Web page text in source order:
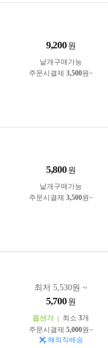
9,200 원
낱개구매가능
주문시결제 3,500원~
5,800 원
낱개구매가능
주문시결제 3,500원~
최저 5,530원 ~
5,700 원
옵션가 최소 3개
주문시결제 5,000원~
해외직배송